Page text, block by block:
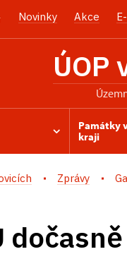
Novinky Akce
ÚOP
Památky
kraji
Zprávy